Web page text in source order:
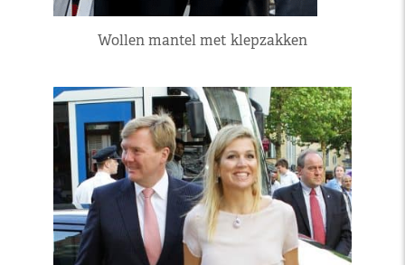
Wollen mantel met klepzakken